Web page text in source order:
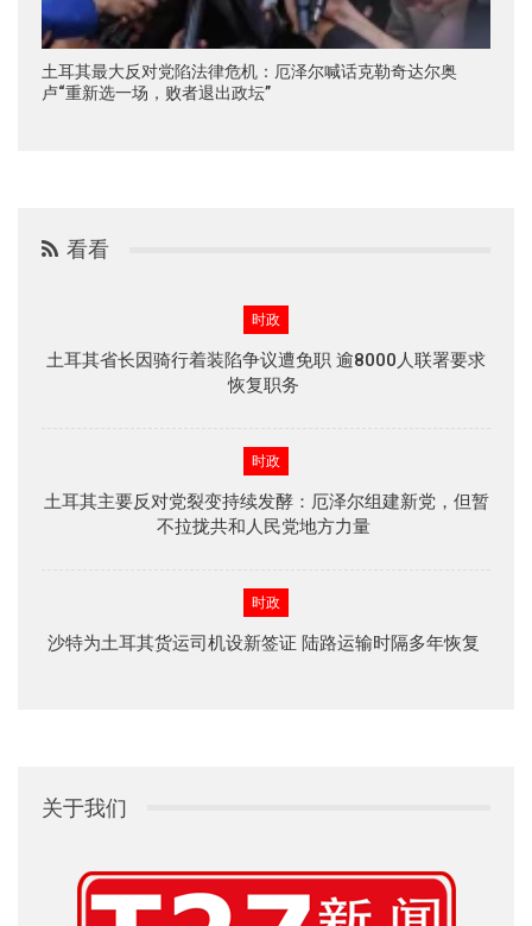
土耳其最大反对党陷法律危机：厄泽尔喊话克勒奇达尔奥
卢“重新选一场，败者退出政坛”
看看
时政
土耳其省长因骑行着装陷争议遭免职 逾8000人联署要求
恢复职务
时政
土耳其主要反对党裂变持续发酵：厄泽尔组建新党，但暂
不拉拢共和人民党地方力量
时政
沙特为土耳其货运司机设新签证 陆路运输时隔多年恢复
关于我们